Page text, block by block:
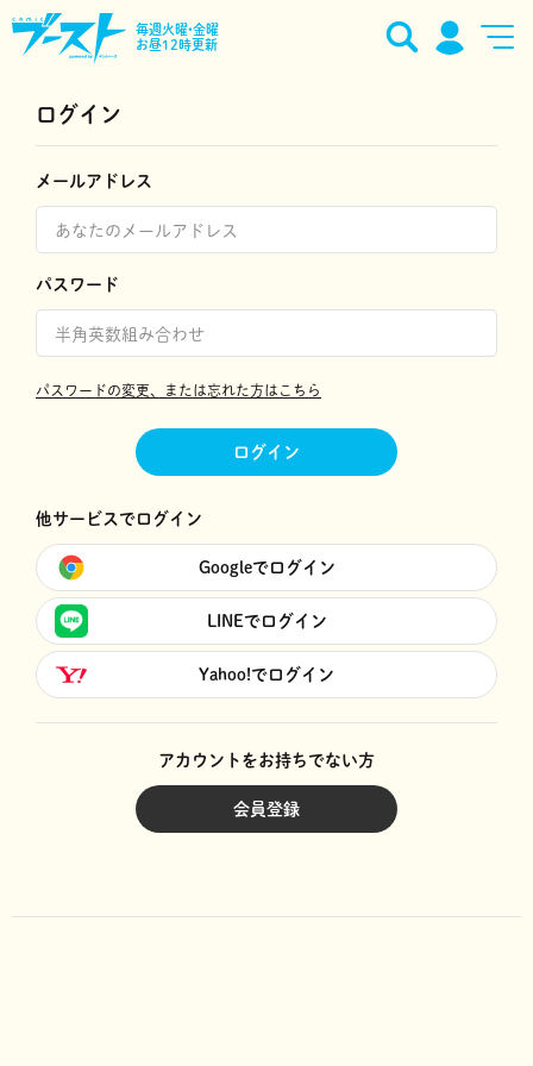
毎週火曜•金曜
お昼12時更新
ログイン
メールアドレス
パスワード
パスワードの変更、または忘れた方はこちら
ログイン
他サービスでログイン
Googleでログイン
LINEでログイン
Yahoo!でログイン
アカウントをお持ちでない方
会員登録